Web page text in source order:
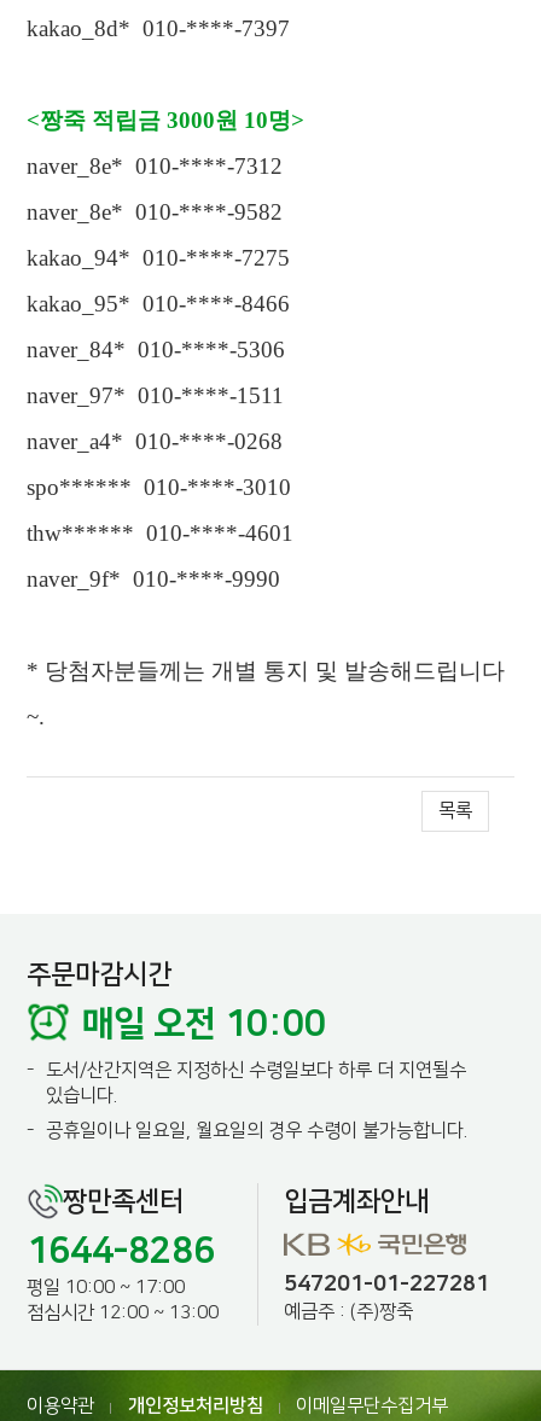
kakao_8d* 010-****-7397
<짱죽 적립금3000원 10명>
naver_8e* 010-****-7312
naver_8e* 010-****-9582
kakao_94* 010-****-7275
kakao_95* 010-****-8466
naver_84* 010-****-5306
naver_97* 010-****-1511
naver_a4* 010-****-0268
spo****** 010-****-3010
thw****** 010-****-4601
naver_9f* 010-****-9990
* 당첨자분들께는 개별 통지 및 발송해드립니다
~.
목록
주문마감시간
매일 오전 10:00
-
도서/산간지역은 지정하신 수령일보다 하루 더 지연될수
있습니다.
-
공휴일이나 일요일, 월요일의 경우 수령이 불가능합니다.
짱만족센터
1644-8286
평일 10:00 ~ 17:00
점심시간 12:00 ~ 13:00
입금계좌안내
547201-01-227281
예금주 : (주)짱죽
이용약관 개인정보처리방침 이메일무단수집거부